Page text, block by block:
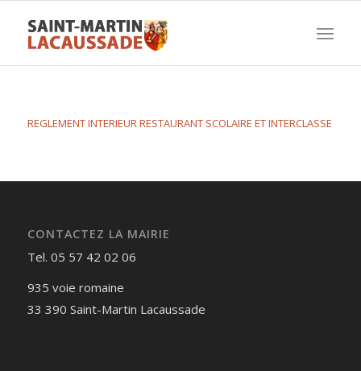
REGLEMENT INTERIEUR RESTAURANT SCOLAIRE ET INTERCLASSE
CONTACTEZ LA MAIRIE
Tel. 05 57 42 02 06
935 voie romaine
33 390 Saint-Martin Lacaussade